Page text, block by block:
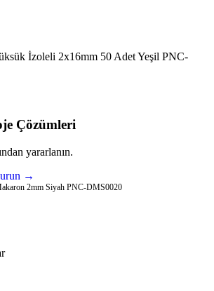
İzoleli 2x16mm 50 Adet Yeşil PNC-
Çözümleri
yararlanın.
→
2mm Siyah PNC-DMS0020